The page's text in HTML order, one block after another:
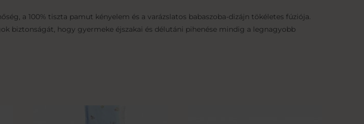
a 100% tiszta pamut kényelem és a varázslatos babaszoba-dizájn tökéletes fúziója.
biztonságát, hogy gyermeke éjszakai és délutáni pihenése mindig a legnagyobb